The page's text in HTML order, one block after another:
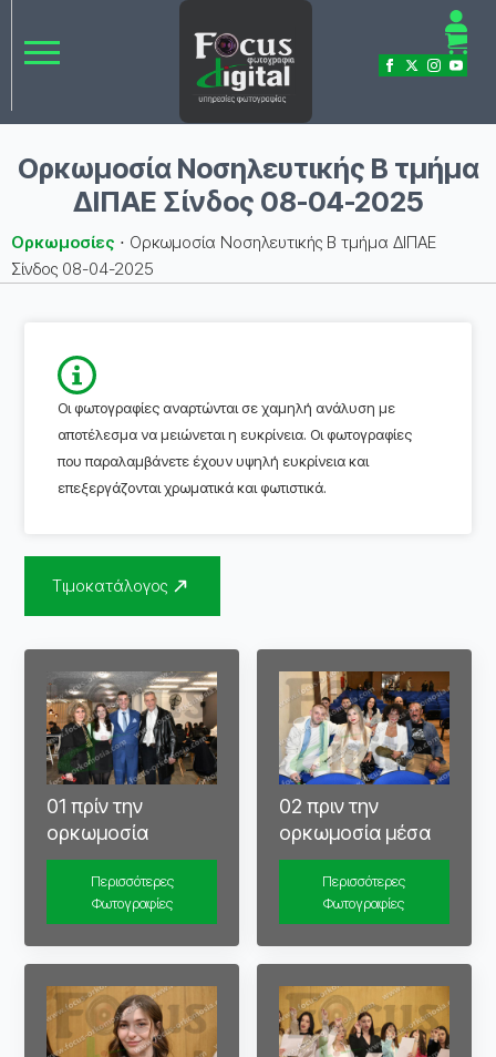
Ορκωμοσία Νοσηλευτικής Β τμήμα
ΔΙΠΑΕ Σίνδος 08-04-2025
Ορκωμοσίες ⋅ Ορκωμοσία Νοσηλευτικής Β τμήμα ΔΙΠΑΕ
Σίνδος 08-04-2025
Οι φωτογραφίες αναρτώνται σε χαμηλή ανάλυση με
αποτέλεσμα να μειώνεται η ευκρίνεια. Οι φωτογραφίες
που παραλαμβάνετε έχουν υψηλή ευκρίνεια και
επεξεργάζονται χρωματικά και φωτιστικά.
Τιμοκατάλογος
01 πρίν την
ορκωμοσία
Περισσότερες
Φωτογραφίες
02 πριν την
ορκωμοσία μέσα
Περισσότερες
Φωτογραφίες